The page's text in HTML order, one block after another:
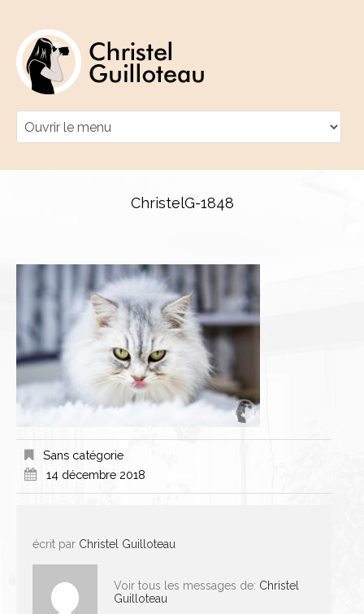
ChristelG-1848
Sans catégorie
14 décembre 2018
écrit par Christel Guilloteau
Voir tous les messages de: Christel
Guilloteau